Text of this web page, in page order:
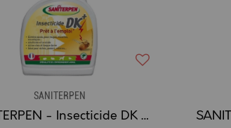
SANITERPEN
SANITERPEN - Insecticide DK Choc